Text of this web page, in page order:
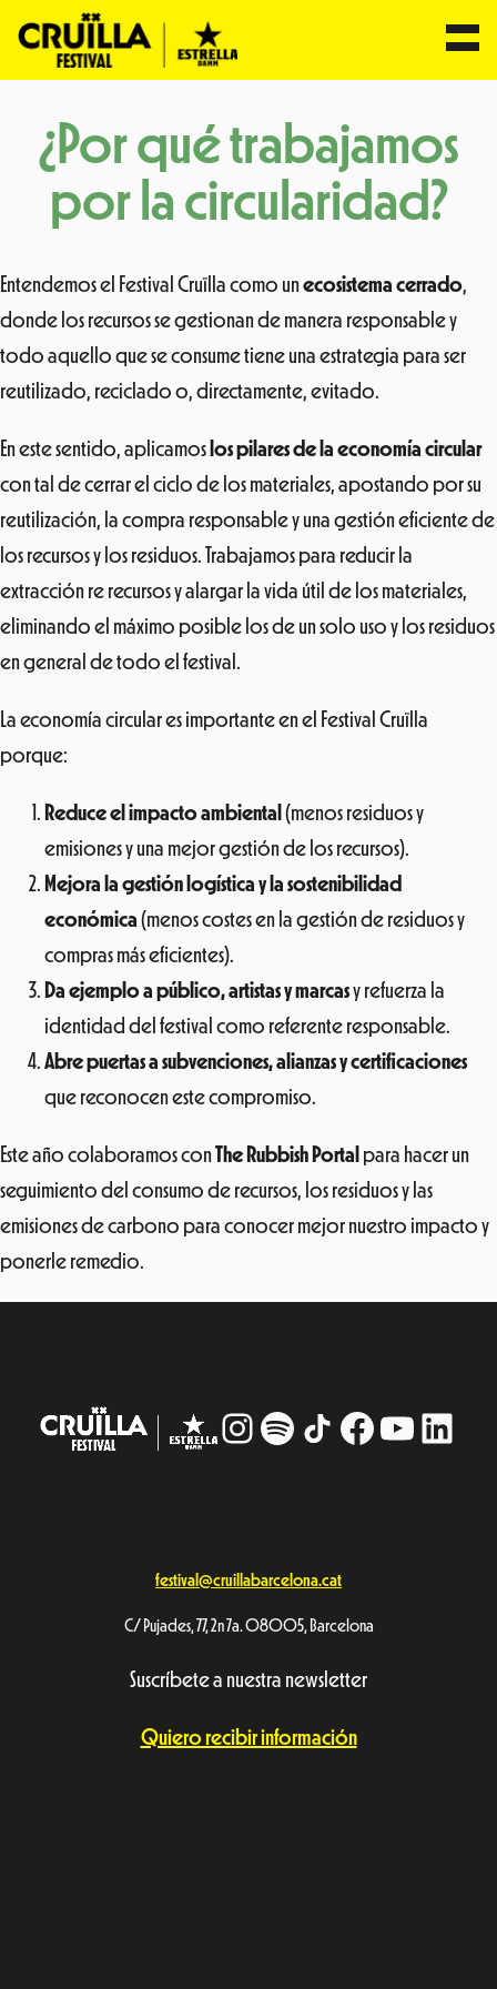
contenido
¿Por qué trabajamos
por la circularidad?
Entendemos el Festival Cruïlla como unecosistema cerrado,
donde los recursos se gestionan de manera responsable y
todo aquello que se consume tiene una estrategia para ser
reutilizado, reciclado o, directamente, evitado.
En este sentido, aplicamos los pilares de la economía circular
con tal de cerrar el ciclo de los materiales, apostando por su
reutilización, la compra responsable y una gestión eficiente de
los recursos y los residuos. Trabajamos para reducir la
extracción re recursos y alargar la vida útil de los materiales,
eliminando el máximo posible los de un solo uso y los residuos
en general de todo el festival.
La economía circular es importante en el Festival Cruïlla
porque:
Reduce el impacto ambiental (menos residuos y
emisiones y una mejor gestión de los recursos).
Mejora la gestión logística y la sostenibilidad
económica (menos costes en la gestión de residuos y
compras más eficientes).
Da ejemplo a público, artistas y marcasy refuerza la
identidad del festival como referente responsable.
Abre puertas a subvenciones, alianzas y certificaciones
que reconocen este compromiso.
Este año colaboramos conThe Rubbish Portal para hacer un
seguimiento del consumo de recursos, los residuos y las
emisiones de carbono para conocer mejor nuestro impacto y
ponerle remedio.
Instagram
# TikTokFacebook
festival@cruillabarcelona.cat
C/ Pujades, 77, 2n 7a. 08005, Barcelona
Suscríbete a nuestra newsletter
Quiero recibir información